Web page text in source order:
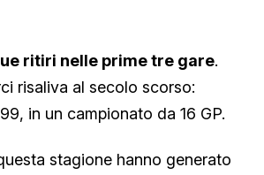
ritiri nelle prime tre gare.
risaliva al secolo scorso:
in un campionato da 16 GP.
stagione hanno generato